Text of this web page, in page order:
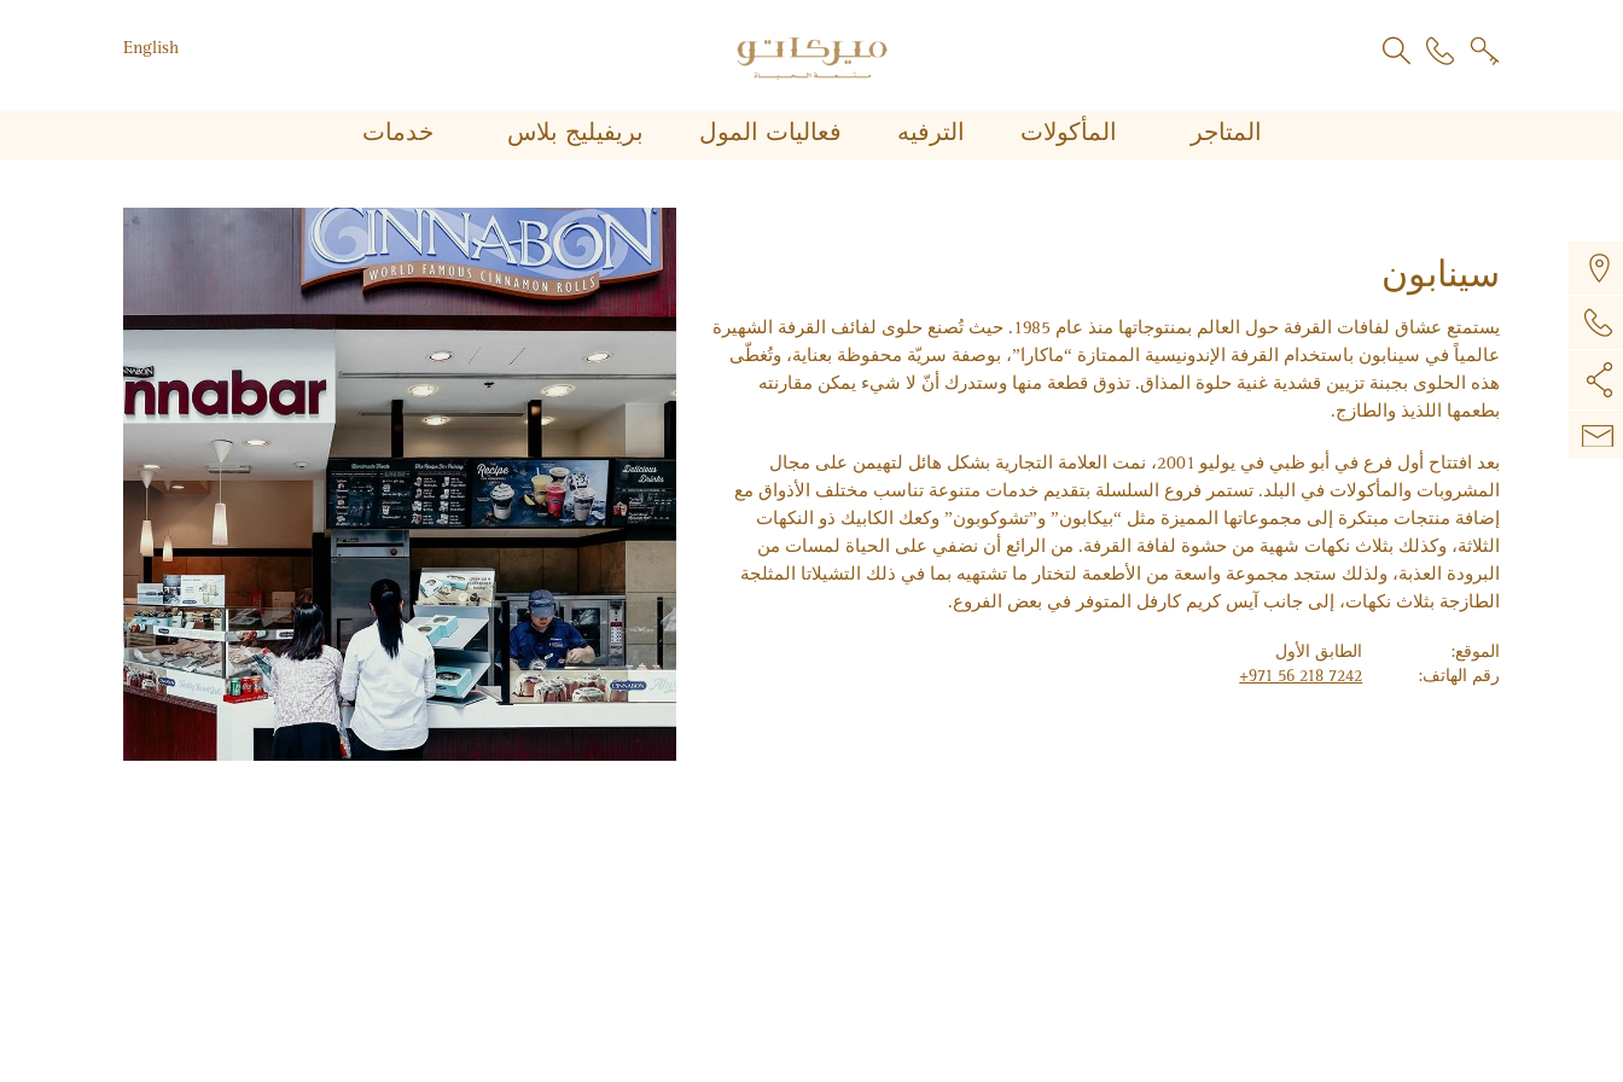
English
المتاجر اﻟﻤﺄﻛﻮﻻﺕ اﻟﺘﺮﻓﻴﻪ فعاليات المول ﺑﺮﻳﻔﻴﻠﻴﺞ ﺑﻼﺱ خدمات
سينابون
يستمتع عشاق لفافات القرفة حول العالم بمنتوجاتها منذ عام 1985. حيث تُصنع حلوى لفائف القرفة الشهيرة
عالمياً في سينابون باستخدام القرفة الإندونيسية الممتازة “ماكارا”، بوصفة سريّة محفوظة بعناية، وتُغطّى
هذه الحلوى بجبنة تزيين قشدية غنية حلوة المذاق. تذوق قطعة منها وستدرك أنّ لا شيء يمكن مقارنته
بطعمها اللذيذ والطازج.
بعد افتتاح أول فرع في أبو ظبي في يوليو 2001، نمت العلامة التجارية بشكل هائل لتهيمن على مجال
المشروبات والمأكولات في البلد. تستمر فروع السلسلة بتقديم خدمات متنوعة تناسب مختلف الأذواق مع
إضافة منتجات مبتكرة إلى مجموعاتها المميزة مثل “بيكابون” و”تشوكوبون” وكعك الكابيك ذو النكهات
الثلاثة، وكذلك بثلاث نكهات شهية من حشوة لفافة القرفة. من الرائع أن نضفي على الحياة لمسات من
البرودة العذبة، ولذلك ستجد مجموعة واسعة من الأطعمة لتختار ما تشتهيه بما في ذلك التشيلاتا المثلجة
الطازجة بثلاث نكهات، إلى جانب آيس كريم كارفل المتوفر في بعض الفروع.
الموقع:
الطابق الأول
رقم الهاتف:
+971 56 218 7242